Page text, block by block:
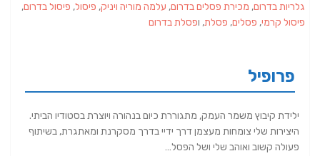
גלריות בדרום, מכירת פסלים בדרום, עלמה מוריה ויניק, פיסול, פיסול בדרום,
פיסול קרמי, פסלים, פסלת, ופסלת בדרום
פרופיל
ילידת קיבוץ משמר העמק, מתגוררת כיום בנהורה ויוצרת בסטודיו הביתי.
היצירות שלי צומחות מעצמן דרך ידיי בדרך מסקרנת ומאתגרת, בשיתוף
פעולה קשוב ואוהב שלי ושל הפסל…